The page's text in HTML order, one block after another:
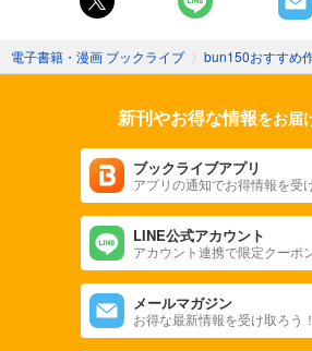
電子書籍・漫画 ブックライブ 〉 bun150おすすめ
新刊やお得な情報をお届
ブックライブアプリ
アプリの通知でお得情報を受
LINE公式アカウント
アカウント連携で限定クーポ
メールマガジン
お得な最新情報を受け取ろう！